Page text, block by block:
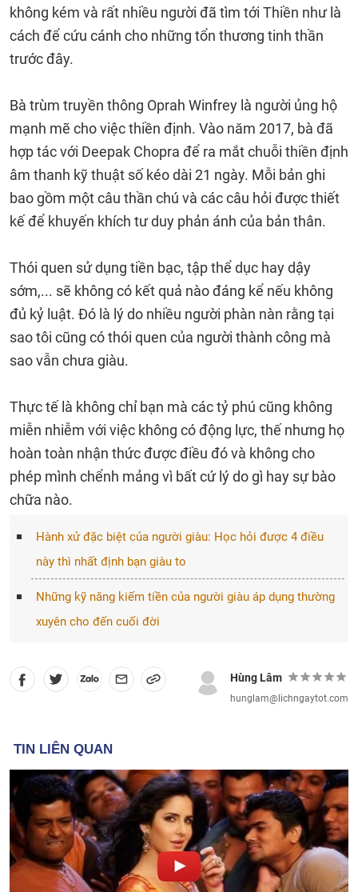
không kém và rất nhiều người đã tìm tới Thiền như là
cách để cứu cánh cho những tổn thương tinh thần
trước đây.
Bà trùm truyền thông Oprah Winfrey là người ủng hộ
mạnh mẽ cho việc thiền định. Vào năm 2017, bà đã
hợp tác với Deepak Chopra để ra mắt chuỗi thiền định
âm thanh kỹ thuật số kéo dài 21 ngày. Mỗi bản ghi
bao gồm một câu thần chú và các câu hỏi được thiết
kế để khuyến khích tư duy phản ánh của bản thân.
Thói quen sử dụng tiền bạc, tập thể dục hay dậy
sớm,... sẽ không có kết quả nào đáng kể nếu không
đủ kỷ luật. Đó là lý do nhiều người phàn nàn rằng tại
sao tôi cũng có thói quen của người thành công mà
sao vẫn chưa giàu.
Thực tế là không chỉ bạn mà các tỷ phú cũng không
miễn nhiễm với việc không có động lực, thế nhưng họ
hoàn toàn nhận thức được điều đó và không cho
phép mình chểnh mảng vì bất cứ lý do gì hay sự bào
chữa nào.
Hành xử đặc biệt của người giàu: Học hỏi được 4 điều
này thì nhất định bạn giàu to
Những kỹ năng kiếm tiền của người giàu áp dụng thường
xuyên cho đến cuối đời
Hùng Lâm
hunglam@lichngaytot.com